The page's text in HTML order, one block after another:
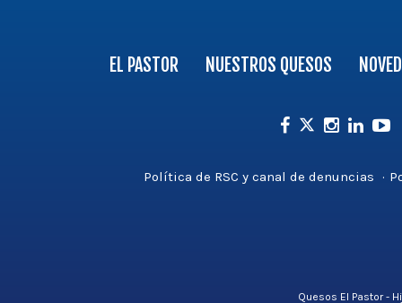
EL PASTOR NUESTROS QUESOS
Facebook
TwitterInstagram
Linkedin
Política de RSC y canal de denuncias
Quesos El Pastor -